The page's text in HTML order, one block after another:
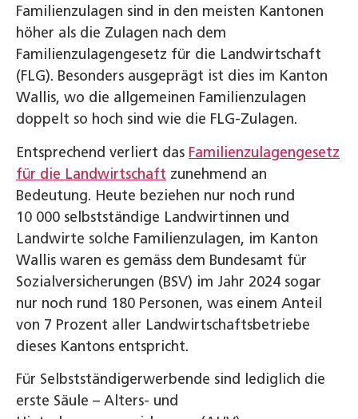
Familienzulagen sind in den meisten Kantonen
höher als die Zulagen nach dem
Familienzulagengesetz für die Landwirtschaft
(FLG). Besonders ausgeprägt ist dies im Kanton
Wallis, wo die allgemeinen Familienzulagen
doppelt so hoch sind wie die FLG-Zulagen.
Entsprechend verliert das Familienzulagengesetz
für die Landwirtschaft zunehmend an
Bedeutung. Heute beziehen nur noch rund
10 000 selbstständige Landwirtinnen und
Landwirte solche Familienzulagen, im Kanton
Wallis waren es gemäss dem Bundesamt für
Sozialversicherungen (BSV) im Jahr 2024 sogar
nur noch rund 180 Personen, was einem Anteil
von 7 Prozent aller Landwirtschaftsbetriebe
dieses Kantons entspricht.
Für Selbstständigerwerbende sind lediglich die
erste Säule – Alters- und